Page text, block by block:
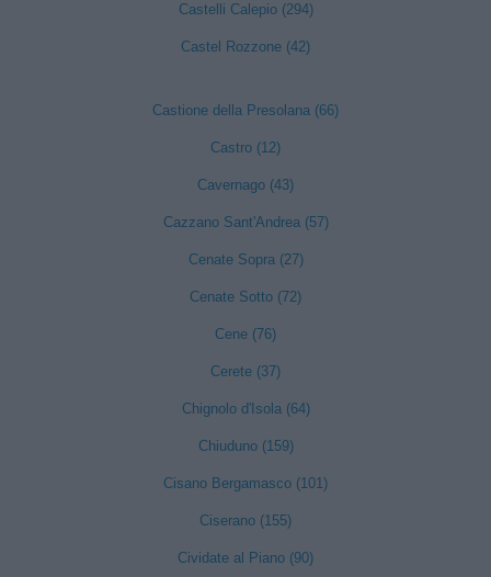
Castelli Calepio (294)
Castel Rozzone (42)
Castione della Presolana (66)
Castro (12)
Cavernago (43)
Cazzano Sant'Andrea (57)
Cenate Sopra (27)
Cenate Sotto (72)
Cene (76)
Cerete (37)
Chignolo d'Isola (64)
Chiuduno (159)
Cisano Bergamasco (101)
Ciserano (155)
Cividate al Piano (90)